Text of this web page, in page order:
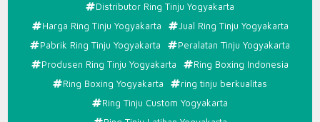
TINJU
Distributor Ring Tinju Yogyakarta
Harga Ring Tinju Yogyakarta
Jual Ring Tinju Yogyakarta
Pabrik Ring Tinju Yogyakarta
Peralatan Tinju Yogyakarta
Produsen Ring Tinju Yogyakarta
Ring Boxing Indonesia
Ring Boxing Yogyakarta
ring tinju berkualitas
Ring Tinju Custom Yogyakarta